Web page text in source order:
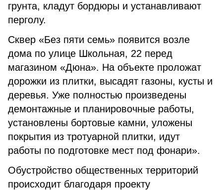
грунта, кладут бордюры и устанавливают
перголу.
Сквер «Без пяти семь» появится возле
дома по улице Школьная, 22 перед
магазином «Дюна». На объекте проложат
дорожки из плитки, высадят газоны, кусты и
деревья. Уже полностью произведены
демонтажные и планировочные работы,
установлены бортовые камни, уложены
покрытия из тротуарной плитки, идут
работы по подготовке мест под фонари».
Обустройство общественных территорий
происходит благодаря проекту